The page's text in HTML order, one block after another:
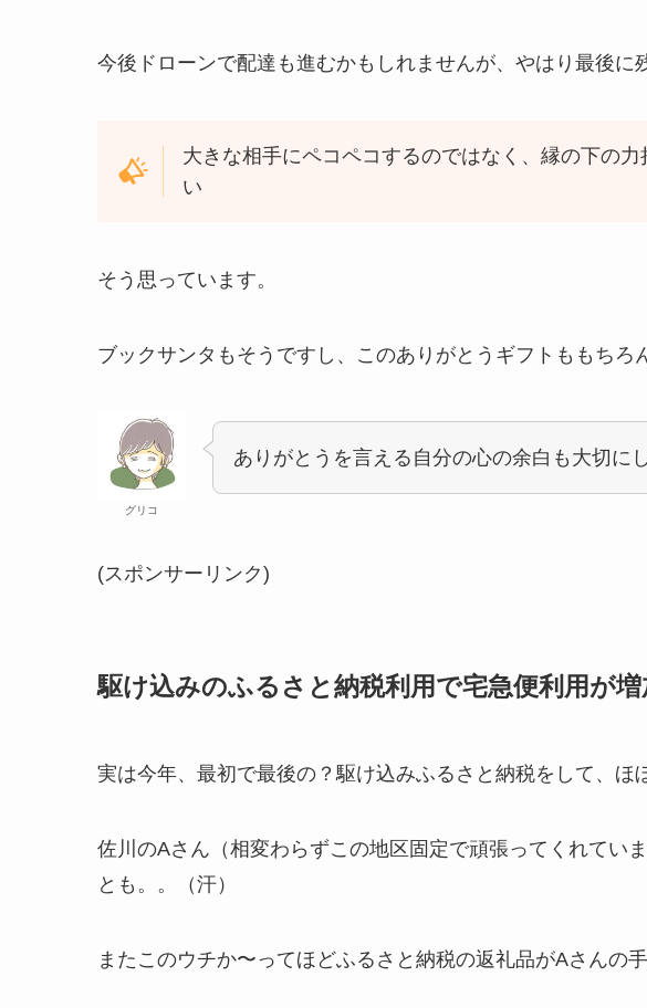
今後ドローンで配達も進むかもしれませんが、やはり最後に
大きな相手にペコペコするのではなく、縁の下の
い
そう思っています。
ブックサンタもそうですし、このありがとうギフトももちろ
グリコ
ありがとうを言える自分の心の余白も大切に
(スポンサーリンク)
駆け込みのふるさと納税利用で宅急便利用が
実は今年、最初で最後の？駆け込みふるさと納税をして、ほ
佐川のAさん（相変わらずこの地区固定で頑張ってくれてい
とも。。（汗）
またこのウチか〜ってほどふるさと納税の返礼品がAさんの